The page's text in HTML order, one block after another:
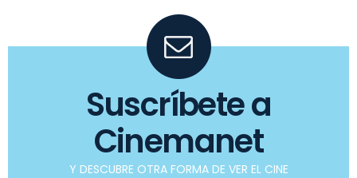
Suscríbete a
Cinemanet
Y DESCUBRE OTRA FORMA DE VER EL CINE